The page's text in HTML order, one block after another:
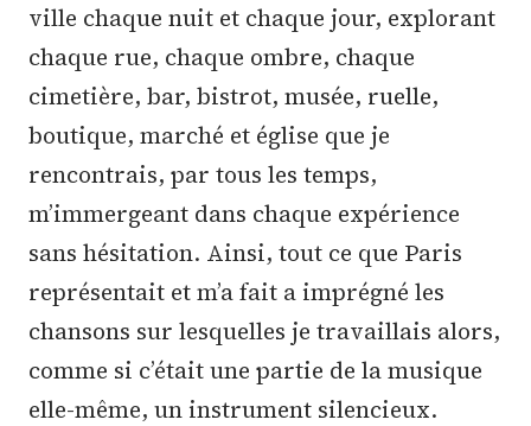
ville chaque nuit et chaque jour, explorant
chaque rue, chaque ombre, chaque
cimetière, bar, bistrot, musée, ruelle,
boutique, marché et église que je
rencontrais, par tous les temps,
m’immergeant dans chaque expérience
sans hésitation. Ainsi, tout ce que Paris
représentait et m’a fait a imprégné les
chansons sur lesquelles je travaillais alors,
comme si c’était une partie de la musique
elle-même, un instrument silencieux.